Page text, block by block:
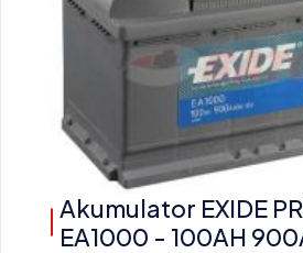
Akumulator EXIDE
EA1000 - 100AH